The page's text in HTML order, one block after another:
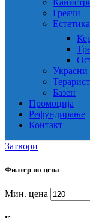
Греачи
Украсни
Базен
Промоција
Рефундирање
Контакт
Затвори
Филтер по цена
Мин. цена